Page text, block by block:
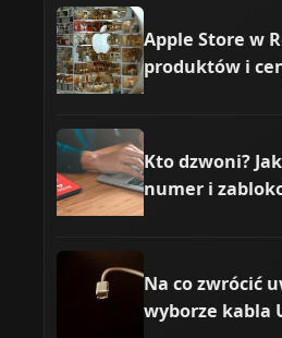
Apple Store w
produktów i
Kto dzwoni?
numer i
Na co zwrócić
wyborze kabla